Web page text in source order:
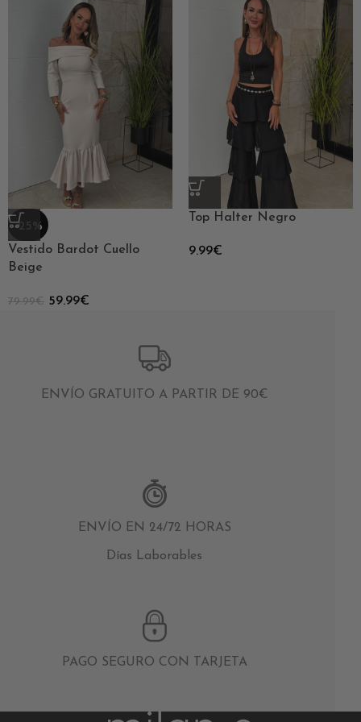
-25%
Vestido Bardot Cuello
Beige
79.99€ 59.99€
Top Halter Negro
9.99€
ENVÍO GRATUITO A PARTIR DE 90€
ENVÍO EN 24/72 HORAS
Días Laborables
PAGO SEGURO CON TARJETA